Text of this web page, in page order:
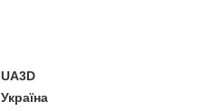
UA3D
Україна